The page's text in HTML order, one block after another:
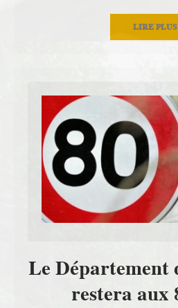
LIRE PLUS
Le Département
restera aux